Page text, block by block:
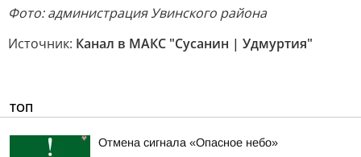
Фото: администрация Увинского района
Источник: Канал в МАКС "Сусанин | Удмуртия"
ТОП
Отмена сигнала «Опасное небо»